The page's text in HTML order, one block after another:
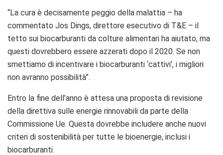
“La cura è decisamente peggio della malattia – ha
commentato Jos Dings, direttore esecutivo di T&E – il
tetto sui biocarburanti da colture alimentari ha aiutato, ma
questi dovrebbero essere azzerati dopo il 2020. Se non
smettiamo di incentivare i biocarburanti ‘cattivi’, i migliori
non avranno possibilità”.
Entro la fine dell’anno è attesa una proposta di revisione
della direttiva sulle energie rinnovabili da parte della
Commissione Ue. Questa dovrebbe includere anche nuovi
criteri di sostenibilità per tutte le bioenergie, inclusi i
biocarburanti.